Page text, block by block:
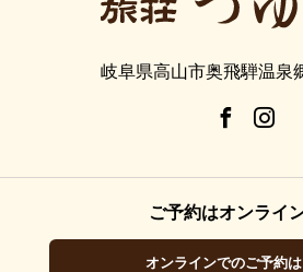
岐阜県高山市奥飛騨温泉
ご予約はオンライ
オンラインでのご予約